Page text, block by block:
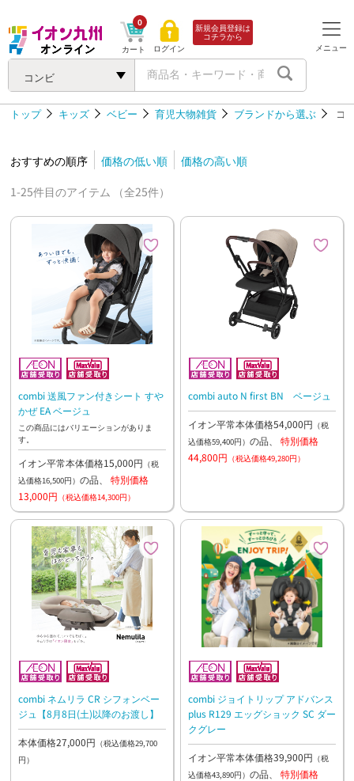
コンビ
カート
0
ログイン
新規会員登録は
コチラから
メニュー
トップ キッズ ベビー 育児大物雑貨 ブランドから選ぶ コ
おすすめの順序 価格の低い順
価格の高い順
1-25件目のアイテム （全25件）
combi 送風ファン付きシート すや
かぜ EA ベージュ
この商品にはバリエーションがありま
す。
イオン平常本体価格15,000円 （税
込価格16,500円） の品、 特別価格
13,000円 （税込価格14,300円）
combi auto N first BN ベージュ
イオン平常本体価格54,000円 （税
込価格59,400円） の品、 特別価格
44,800円 （税込価格49,280円）
combi ネムリラ CR シフォンベー
ジュ【8月8日(土)以降のお渡し】
本体価格27,000円 （税込価格29,700
円）
combi ジョイトリップ アドバンス
plus R129 エッグショック SC ダー
クグレー
イオン平常本体価格39,900円 （税
込価格43,890円） の品、 特別価格